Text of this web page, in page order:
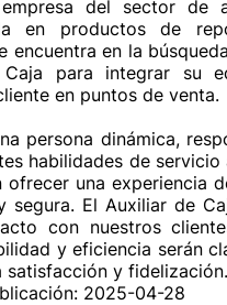
del sector de
en productos de
encuentra en la
para integrar su
en puntos de venta.
persona dinámica,
habilidades de servicio
ofrecer una experiencia
segura. El Auxiliar de
con nuestros
y eficiencia serán
satisfacción y fidelización.
2025-04-28